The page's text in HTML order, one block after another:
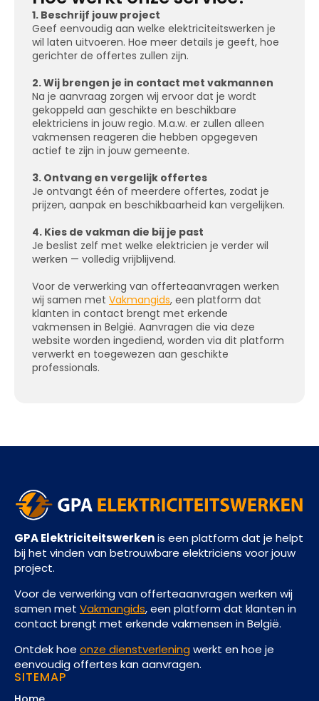
1. Beschrijf jouw project
Geef eenvoudig aan welke elektriciteitswerken je
wil laten uitvoeren. Hoe meer details je geeft, hoe
gerichter de offertes zullen zijn.
2. Wij brengen je in contact met vakmannen
Na je aanvraag zorgen wij ervoor dat je wordt
gekoppeld aan geschikte en beschikbare
elektriciens in jouw regio. M.a.w. er zullen alleen
vakmensen reageren die hebben opgegeven
actief te zijn in jouw gemeente.
3. Ontvang en vergelijk offertes
Je ontvangt één of meerdere offertes, zodat je
prijzen, aanpak en beschikbaarheid kan vergelijken.
4. Kies de vakman die bij je past
Je beslist zelf met welke elektricien je verder wil
werken — volledig vrijblijvend.
Voor de verwerking van offerteaanvragen werken
wij samen met Vakmangids, een platform dat
klanten in contact brengt met erkende
vakmensen in België. Aanvragen die via deze
website worden ingediend, worden via dit platform
verwerkt en toegewezen aan geschikte
professionals.
GPA Elektriciteitswerkenis een platform dat je helpt
bij het vinden van betrouwbare elektriciens voor jouw
project.
Voor de verwerking van offerteaanvragen werken wij
samen met Vakmangids, een platform dat klanten in
contact brengt met erkende vakmensen in België.
Ontdek hoe onze dienstverleningwerkt en hoe je
eenvoudig offertes kan aanvragen.
SITEMAP